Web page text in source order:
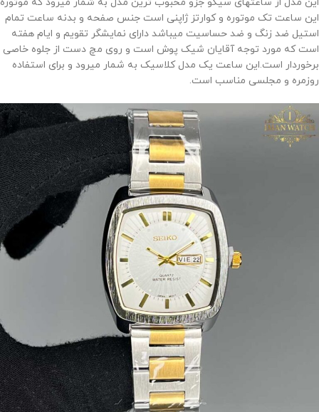
این مدل از ساعتهای سیکو جزو محبوب ترین مدل به شمار میرود که موتوره
این ساعت تک موتوره و کوارتز ژاپنی است جنس صفحه و بدنه ساعت تمام
استیل ضد زنگ و ضد حساسیت میباشد دارای نمایشگر تقویم و ایام هفته
است که مورد توجه آقایان شیک پوش است و روی مچ دست از جلوه خاصی
برخوردار است.این ساعت یک مدل کلاسیک به شمار میرود و برای استفاده
روزمره و مجلسی مناسب است.